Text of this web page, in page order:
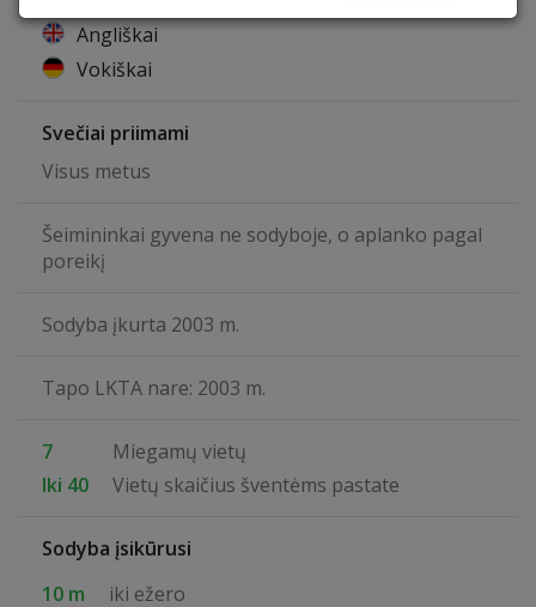
Angliškai
Vokiškai
Svečiai priimami
Visus metus
Šeimininkai gyvena ne sodyboje, o aplanko pagal
poreikį
Sodyba įkurta 2003 m.
Tapo LKTA nare: 2003 m.
7
Miegamų vietų
Iki 40
Vietų skaičius šventėms pastate
Sodyba įsikūrusi
10 m
iki ežero